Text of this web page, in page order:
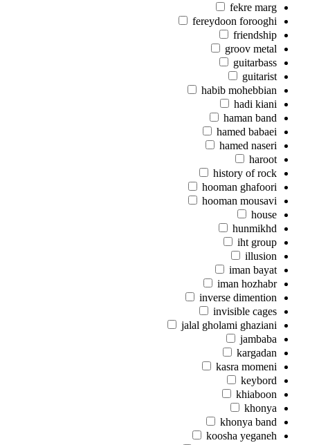
fekre marg
fereydoon forooghi
friendship
groov metal
guitarbass
guitarist
habib mohebbian
hadi kiani
haman band
hamed babaei
hamed naseri
haroot
history of rock
hooman ghafoori
hooman mousavi
house
hunmikhd
iht group
illusion
iman bayat
iman hozhabr
inverse dimention
invisible cages
jalal gholami ghaziani
jambaba
kargadan
kasra momeni
keybord
khiaboon
khonya
khonya band
koosha yeganeh